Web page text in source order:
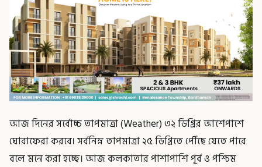
আজ দিনের সর্বোচ্চ তাপমাত্রা (Weather) ৩২ ডিগ্রির আশেপাশে
ঘোরাফেরা করবে। সর্বনিম্ন তাপমাত্রা ২৫ ডিগ্রিতে পৌঁছে যেতে পারে
বলে মনে করা হচ্ছে। আজ কলকাতার পাশাপাশি পূর্ব ও পশ্চিম